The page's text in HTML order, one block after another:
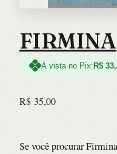
FIRMINA
À vista no Pix:R$
R$ 35,00
Se você procurar